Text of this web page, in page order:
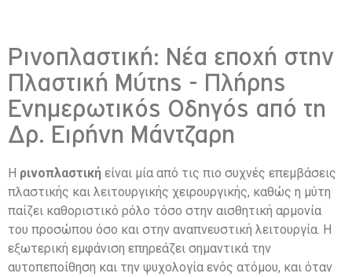
Ρινοπλαστική: Νέα εποχή στην
Πλαστική Μύτης - Πλήρης
Ενημερωτικός Οδηγός από τη
Δρ. Ειρήνη Μάντζαρη
Η ρινοπλαστική είναι μία από τις πιο συχνές επεμβάσεις
πλαστικής και λειτουργικής χειρουργικής, καθώς η μύτη
παίζει καθοριστικό ρόλο τόσο στην αισθητική αρμονία
του προσώπου όσο και στην αναπνευστική λειτουργία. Η
εξωτερική εμφάνιση επηρεάζει σημαντικά την
αυτοπεποίθηση και την ψυχολογία ενός ατόμου, και όταν